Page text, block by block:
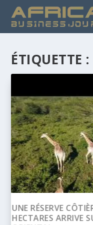
ÉTIQUETTE :
BANQUE
(BAD) –